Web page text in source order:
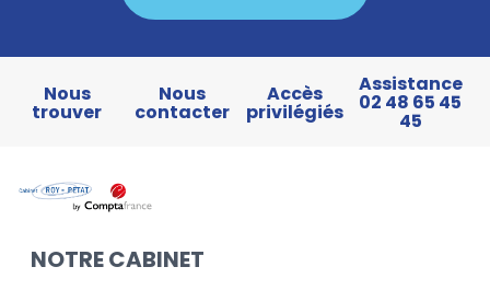
Nous
trouver
Nous
contacter
Accès
privilégiés
Assistance
02 48 65 45
45
NOTRE CABINET